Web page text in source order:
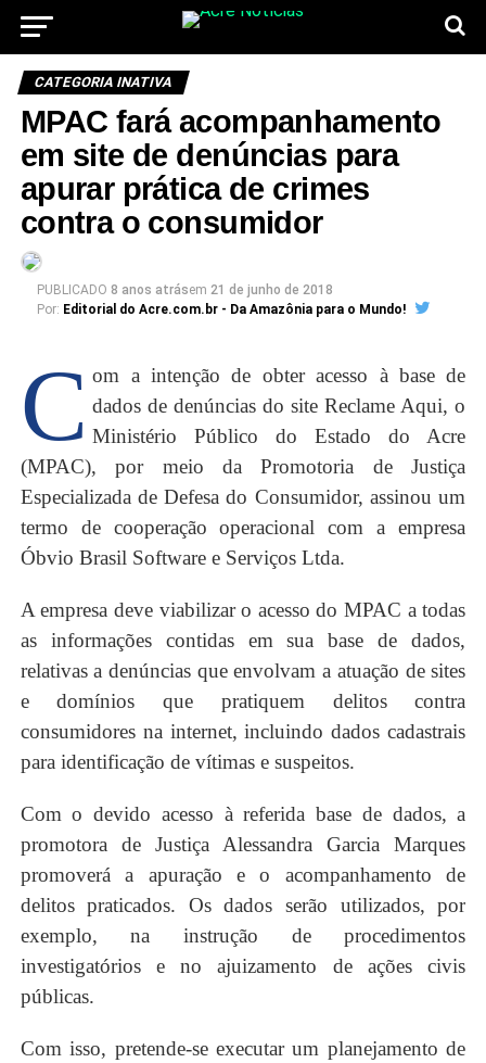
CATEGORIA INATIVA
MPAC fará acompanhamento
em site de denúncias para
apurar prática de crimes
contra o consumidor
PUBLICADO 8 anos atrásem 21 de junho de 2018
Por: Editorial do Acre.com.br - Da Amazônia para o Mundo!
C om a intenção de obter acesso à base de
dados de denúncias do site Reclame Aqui, o
Ministério Público do Estado do Acre
(MPAC), por meio da Promotoria de Justiça
Especializada de Defesa do Consumidor, assinou um
termo de cooperação operacional com a empresa
Óbvio Brasil Software e Serviços Ltda.
A empresa deve viabilizar o acesso do MPAC a todas
as informações contidas em sua base de dados,
relativas a denúncias que envolvam a atuação de sites
e domínios que pratiquem delitos contra
consumidores na internet, incluindo dados cadastrais
para identificação de vítimas e suspeitos.
Com o devido acesso à referida base de dados, a
promotora de Justiça Alessandra Garcia Marques
promoverá a apuração e o acompanhamento de
delitos praticados. Os dados serão utilizados, por
exemplo, na instrução de procedimentos
investigatórios e no ajuizamento de ações civis
públicas.
Com isso, pretende-se executar um planejamento de